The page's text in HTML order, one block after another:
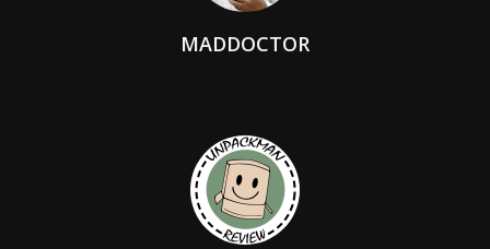
MADDOCTOR